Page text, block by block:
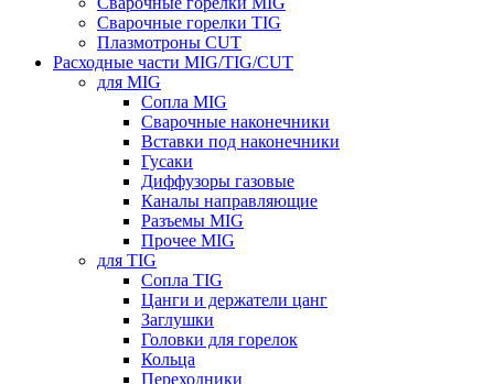
Сварочные горелки TIG
Плазмотроны CUT
Расходные части MIG/TIG/CUT
для MIG
Сопла MIG
Сварочные наконечники
Вставки под наконечники
Гусаки
Диффузоры газовые
Каналы направляющие
Разъемы MIG
Прочее MIG
для TIG
Сопла TIG
Цанги и держатели цанг
Заглушки
Головки для горелок
Кольца
Переходники